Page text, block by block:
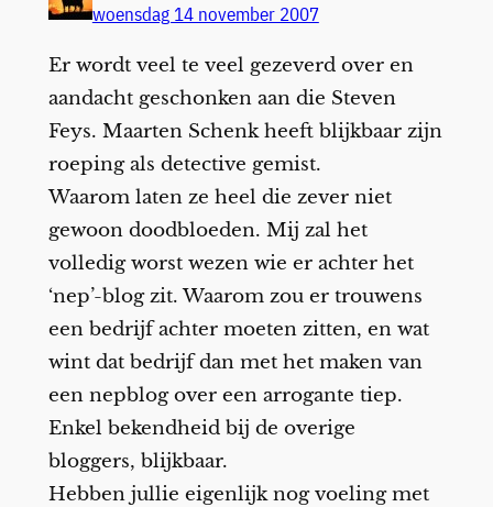
woensdag 14 november 2007
Er wordt veel te veel gezeverd over en
aandacht geschonken aan die Steven
Feys. Maarten Schenk heeft blijkbaar zijn
roeping als detective gemist.
Waarom laten ze heel die zever niet
gewoon doodbloeden. Mij zal het
volledig worst wezen wie er achter het
‘nep’-blog zit. Waarom zou er trouwens
een bedrijf achter moeten zitten, en wat
wint dat bedrijf dan met het maken van
een nepblog over een arrogante tiep.
Enkel bekendheid bij de overige
bloggers, blijkbaar.
Hebben jullie eigenlijk nog voeling met